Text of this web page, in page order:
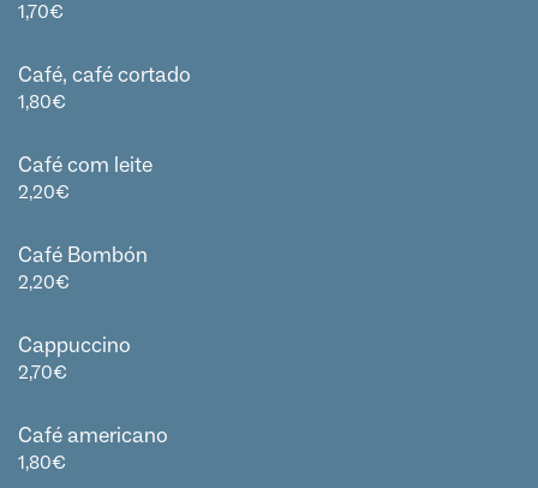
1,70€
Café, café cortado
1,80€
Café com leite
2,20€
Café Bombón
2,20€
Cappuccino
2,70€
Café americano
1,80€